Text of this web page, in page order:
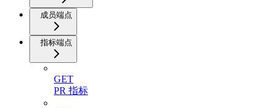
成员端点
指标端点
GET
PR 指标